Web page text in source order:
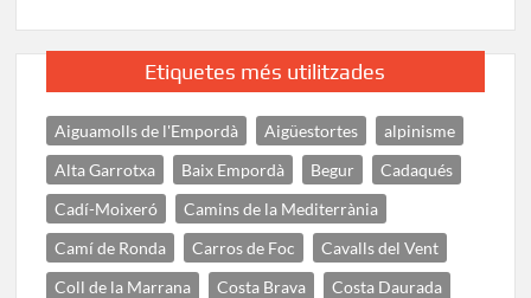
Etiquetes més utilitzades
Aiguamolls de l'Empordà Aigüestortes
alpinisme
Alta Garrotxa
Baix Empordà Begur
Cadaqués
Cadí-Moixeró
Camins de la Mediterrània
Camí de Ronda
Carros de Foc
Cavalls del Vent
Coll de la Marrana
Costa Brava
Costa Daurada